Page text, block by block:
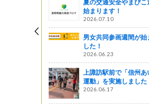
夏の交通安全やまびこ
始まります！
2026.07.10
男女共同参画週間が始
した！
2026.06.23
上諏訪駅前で「信州あ
運動」を実施しました
2026.06.17